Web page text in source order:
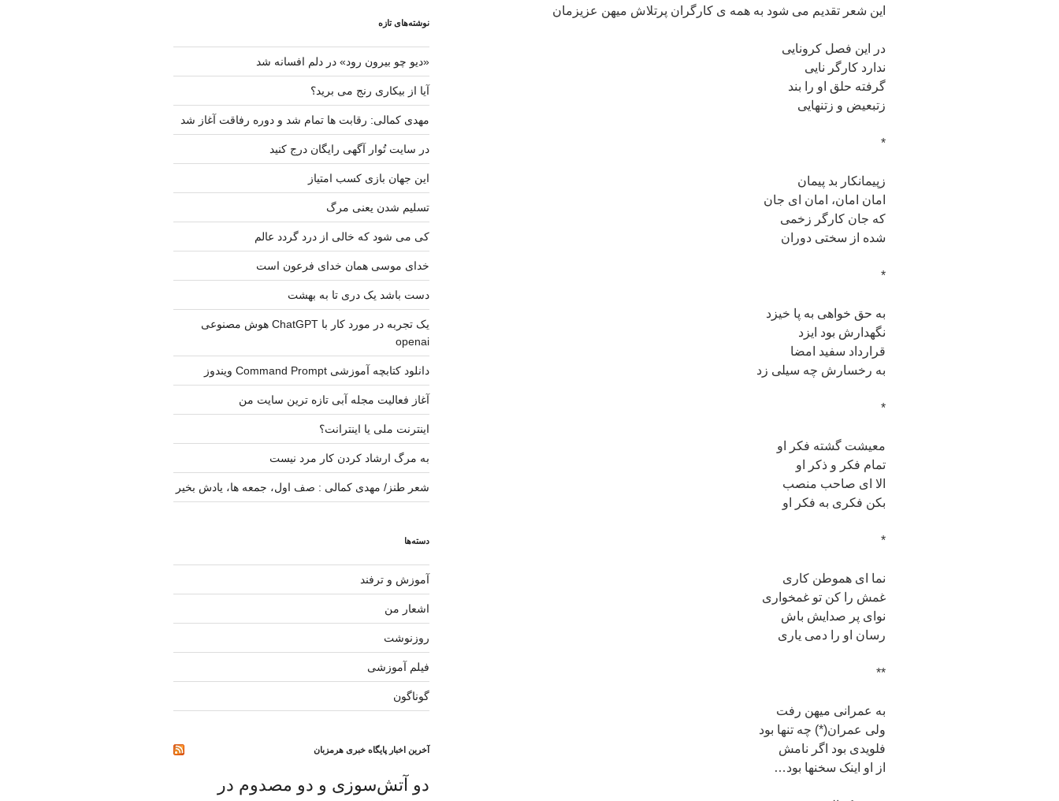
این شعر تقدیم می شود به همه ی کارگران پرتلاش میهن عزیزمان
در این فصل کرونایی
ندارد کارگر نایی
گرفته حلق او را بند
زتبعیض و زتنهایی
*
زپیمانکار بد پیمان
امان امان، امان ای جان
که جان کارگر زخمی
شده از سختی دوران
*
به حق خواهی به پا خیزد
نگهدارش بود ایزد
قرارداد سفید امضا
به رخسارش چه سیلی زد
*
معیشت گشته فکر او
تمام فکر و ذکر او
الا ای صاحب منصب
بکن فکری به فکر او
*
نما ای هموطن کاری
غمش را کن تو غمخواری
نوای پر صدایش باش
رسان او را دمی یاری
**
به عمرانی میهن رفت
ولی عمران(*) چه تنها بود
فلویدی بود اگر نامش
از او اینک سخنها بود…
نوشته‌های تازه
«دیو چو بیرون رود» در دلم افسانه شد
آیا از بیکاری رنج می برید؟
مهدی کمالی: رقابت ها تمام شد و دوره رفاقت آغاز شد
در سایت تُوار آگهی رایگان درج کنید
این جهان بازی کسب امتیاز
تسلیم شدن یعنی مرگ
کی می شود که خالی از درد گردد عالم
خدای موسی همان خدای فرعون است
دست باشد یک دری تا به بهشت
یک تجربه در مورد کار با ChatGPT هوش مصنوعی
openai
دانلود کتابچه آموزشی Command Prompt ویندوز
آغاز فعالیت مجله آبی تازه ترین سایت من
اینترنت ملی یا اینترانت؟
به مرگ ارشاد کردن کار مرد نیست
شعر طنز/ مهدی کمالی : صف اول، جمعه ها، یادش بخیر
دسته‌ها
آموزش و ترفند
اشعار من
روزنوشت
فیلم آموزشی
گوناگون
آخرین اخبار پایگاه خبری هرمزبان
دو آتش‌سوزی و دو مصدوم در